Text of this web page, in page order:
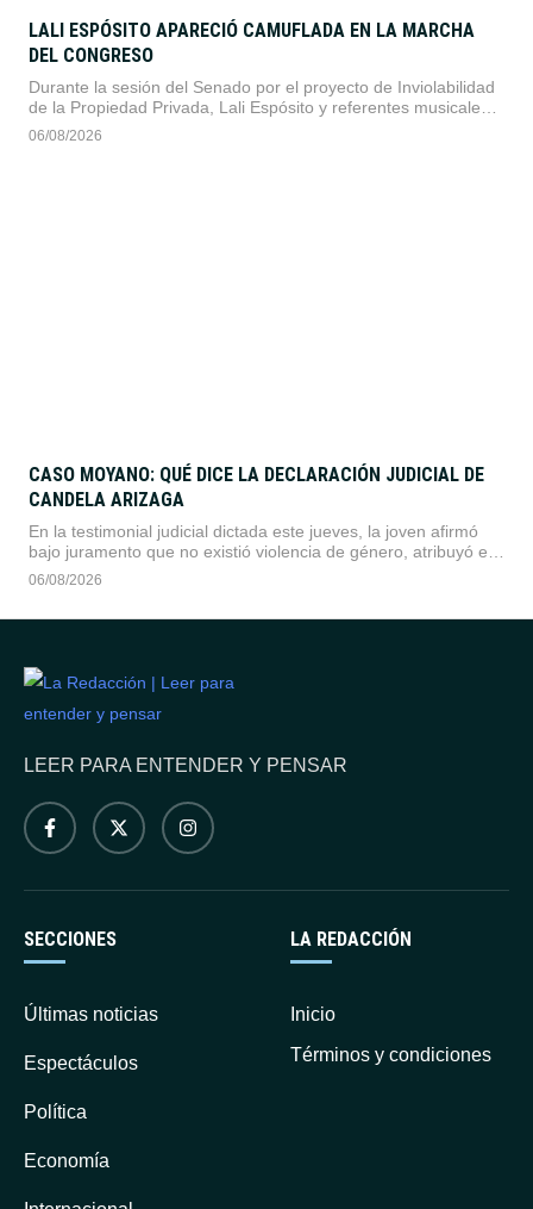
LALI ESPÓSITO APARECIÓ CAMUFLADA EN LA MARCHA
DEL CONGRESO
Durante la sesión del Senado por el proyecto de Inviolabilidad
de la Propiedad Privada, Lali Espósito y referentes musicales
se manifestaron este jueves frente al Congreso en rechazo a
06/08/2026
CASO MOYANO: QUÉ DICE LA DECLARACIÓN JUDICIAL DE
CANDELA ARIZAGA
En la testimonial judicial dictada este jueves, la joven afirmó
bajo juramento que no existió violencia de género, atribuyó el
episodio a un problema de salud mental y solicitó levantar las
06/08/2026
LA REDACCIÓN
Inicio
Términos y condiciones
SECCIONES
Últimas noticias
Espectáculos
Política
Economía
LEER PARA ENTENDER Y PENSAR